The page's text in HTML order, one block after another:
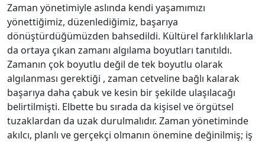
Zaman yönetimiyle aslında kendi yaşamımızı
yönettiğimiz, düzenlediğimiz, başarıya
dönüştürdüğümüzden bahsedildi. Kültürel farklılıklarla
da ortaya çıkan zamanı algılama boyutları tanıtıldı.
Zamanın çok boyutlu değil de tek boyutlu olarak
algılanması gerektiği , zaman cetveline bağlı kalarak
başarıya daha çabuk ve kesin bir şekilde ulaşılacağı
belirtilmişti. Elbette bu sırada da kişisel ve örgütsel
tuzaklardan da uzak durulmalıdır. Zaman yönetiminde
akılcı, planlı ve gerçekçi olmanın önemine değinilmiş; iş